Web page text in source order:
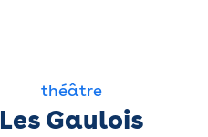
théâtre
Les Gaulois